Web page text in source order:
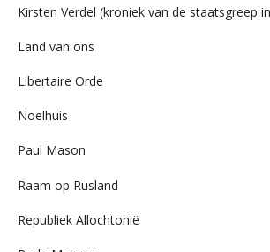
Kirsten Verdel (kroniek van de staatsgreep
Land van ons
Libertaire Orde
Noelhuis
Paul Mason
Raam op Rusland
Republiek Allochtonië